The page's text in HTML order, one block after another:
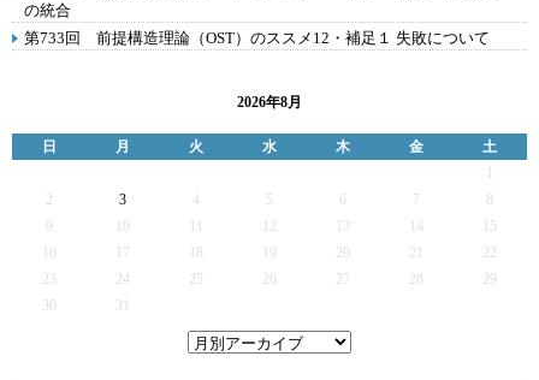
の統合
第733回 前提構造理論（OST）のススメ12・補足１ 失敗について
2026年8月
日 月 火 水 木 金
土
2
3 4 5 6 7
9
12 13 14
15
16
17 19 20 21
22
23
24 25 26 27 28
29
30
31